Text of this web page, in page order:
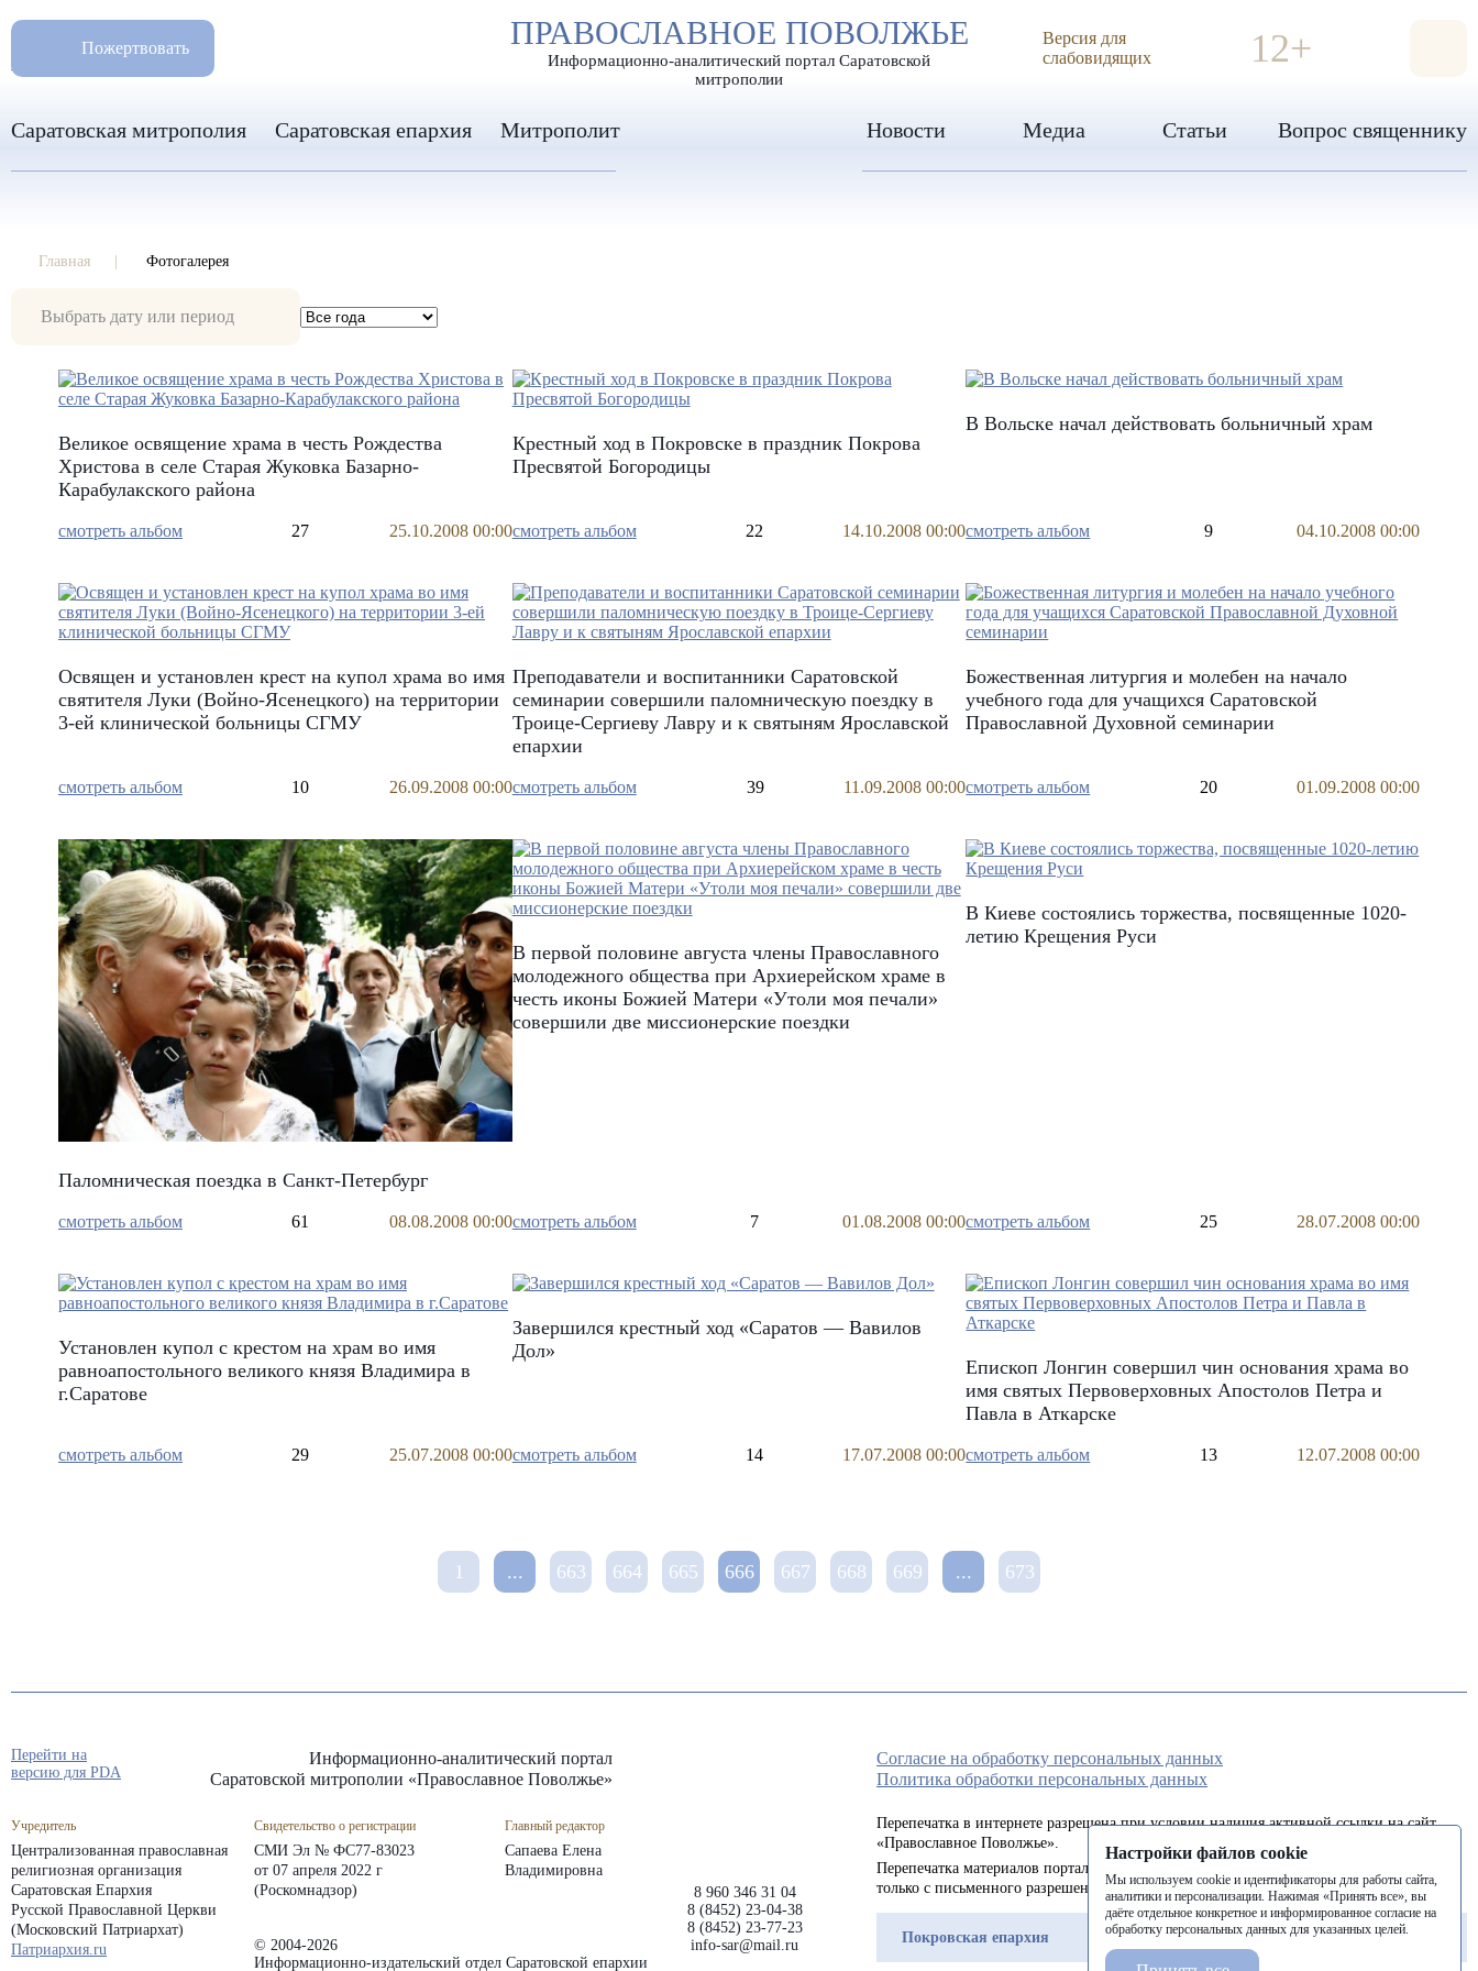
РАЗМЕР ШРИФТА А А А ИЗОБРАЖЕНИЯ
ПРАВОСЛАВНОЕ ПОВОЛЖЬЕ
Информационно-аналитический портал Саратовской
митрополии
Пожертвовать
8 960 346 31 04
info-sar@mail.ru
Версия для
слабовидящих
12+
Саратовская митрополия Саратовская епархия Митрополит Новости Медиа Статьи Вопрос священнику
Главная Фотогалерея
Фотогалерея
Великое освящение храма в честь Рождества
Христова в селе Старая Жуковка Базарно-
Карабулакского района
смотреть альбом 27 25.10.2008 00:00
Крестный ход в Покровске в праздник Покрова
Пресвятой Богородицы
смотреть альбом 22 14.10.2008 00:00
В Вольске начал действовать больничный храм
смотреть альбом 9 04.10.2008 00:00
Освящен и установлен крест на купол храма во имя
святителя Луки (Войно-Ясенецкого) на территории
3-ей клинической больницы СГМУ
смотреть альбом 10 26.09.2008 00:00
Преподаватели и воспитанники Саратовской
семинарии совершили паломническую поездку в
Троице-Сергиеву Лавру и к святыням Ярославской
епархии
смотреть альбом 39 11.09.2008 00:00
Божественная литургия и молебен на начало
учебного года для учащихся Саратовской
Православной Духовной семинарии
смотреть альбом 20 01.09.2008 00:00
Паломническая поездка в Санкт-Петербург
смотреть альбом 61 08.08.2008 00:00
В первой половине августа члены Православного
молодежного общества при Архиерейском храме в
честь иконы Божией Матери «Утоли моя печали»
совершили две миссионерские поездки
смотреть альбом 7 01.08.2008 00:00
В Киеве состоялись торжества, посвященные 1020-
летию Крещения Руси
смотреть альбом 25 28.07.2008 00:00
Установлен купол с крестом на храм во имя
равноапостольного великого князя Владимира в
г.Саратове
смотреть альбом 29 25.07.2008 00:00
Завершился крестный ход «Саратов — Вавилов
Дол»
смотреть альбом 14 17.07.2008 00:00
Епископ Лонгин совершил чин основания храма во
имя святых Первоверховных Апостолов Петра и
Павла в Аткарске
смотреть альбом 13 12.07.2008 00:00
1 ... 663 664 665 666 667 668 669 ... 673
8 960 346 31 04
8 (8452) 23-04-38
8 (8452) 23-77-23
info-sar@mail.ru
Информационно-аналитический портал
Саратовской митрополии «Православное Поволжье»
Учредитель
Централизованная православная
религиозная организация
Саратовская Епархия
Русской Православной Церкви
(Московский Патриархат)
Патриархия.ru
Свидетельство о регистрации
СМИ Эл № ФС77-83023
от 07 апреля 2022 г
(Роскомнадзор)
Главный редактор
Сапаева Елена
Владимировна
© 2004-2026
Информационно-издательский отдел Саратовской епархии
Согласие на обработку персональных данных
Политика обработки персональных данных
Перепечатка в интернете разрешена при условии наличия активной ссылки на сайт
«Православное Поволжье».
Перепечатка материалов портала в печатных изданиях (книгах, прессе) возможна
только с письменного разрешения редакции.
Покровская епархия Балашовская епархия Балаковская епархия
Перейти на
версию для PDA
Настройки файлов cookie
Мы используем cookie и идентификаторы для работы сайта,
аналитики и персонализации. Нажимая «Принять все», вы
даёте отдельное конкретное и информированное согласие на
обработку персональных данных для указанных целей.